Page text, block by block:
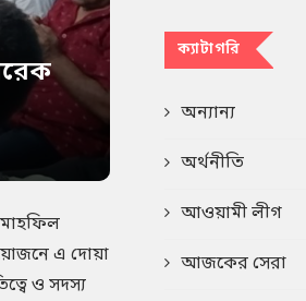
এ দোয়া
ও সদস্য
ক্যাটাগরি
অন্যান্য
অর্থনীতি
আওয়ামী লীগ
আজকের সেরা